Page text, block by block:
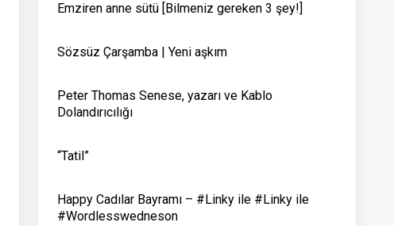
Emziren anne sütü [Bilmeniz gereken 3 şey!]
Sözsüz Çarşamba | Yeni aşkım
Peter Thomas Senese, yazarı ve Kablo
Dolandırıcılığı
“Tatil”
Happy Cadılar Bayramı – #Linky ile #Linky ile
#Wordlesswedneson